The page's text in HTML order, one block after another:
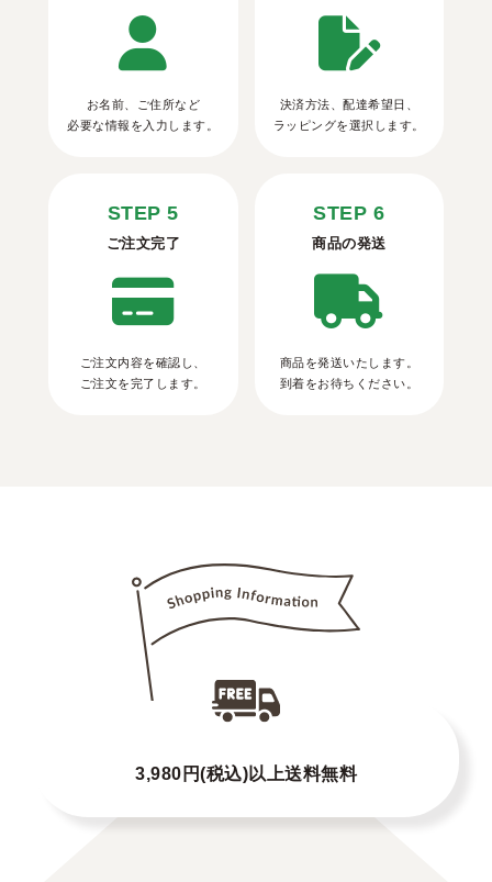
お名前、ご住所など
必要な情報を入力します。
決済方法、配達希望日、
ラッピングを選択します。
STEP 5
ご注文完了
ご注文内容を確認し、
ご注文を完了します。
STEP 6
商品の発送
商品を発送いたします。
到着をお待ちください。
3,980円(税込)以上送料無料